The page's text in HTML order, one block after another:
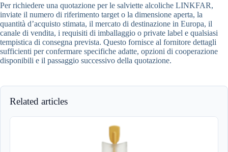
Per richiedere una quotazione per le salviette alcoliche LINKFAR,
inviate il numero di riferimento target o la dimensione aperta, la
quantità d’acquisto stimata, il mercato di destinazione in Europa, il
canale di vendita, i requisiti di imballaggio o private label e qualsiasi
tempistica di consegna prevista. Questo fornisce al fornitore dettagli
sufficienti per confermare specifiche adatte, opzioni di cooperazione
disponibili e il passaggio successivo della quotazione.
Related articles